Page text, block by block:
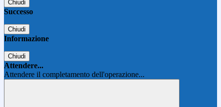
Chiudi
Successo
Chiudi
Informazione
Chiudi
Attendere...
Attendere il completamento dell'operazione...